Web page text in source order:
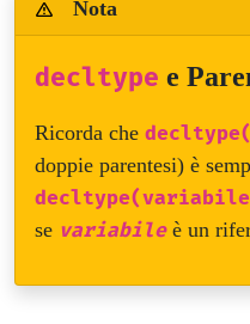
Nota
decltype e
Ricorda che
doppie parentesi) è
se variabileè un